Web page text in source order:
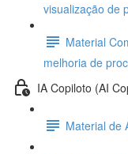
visualização de
Material
melhoria de
IA Copiloto (AI
Material de